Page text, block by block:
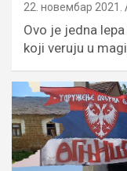
22. новембар 2021.
Ovo je jedna
koji veruju u